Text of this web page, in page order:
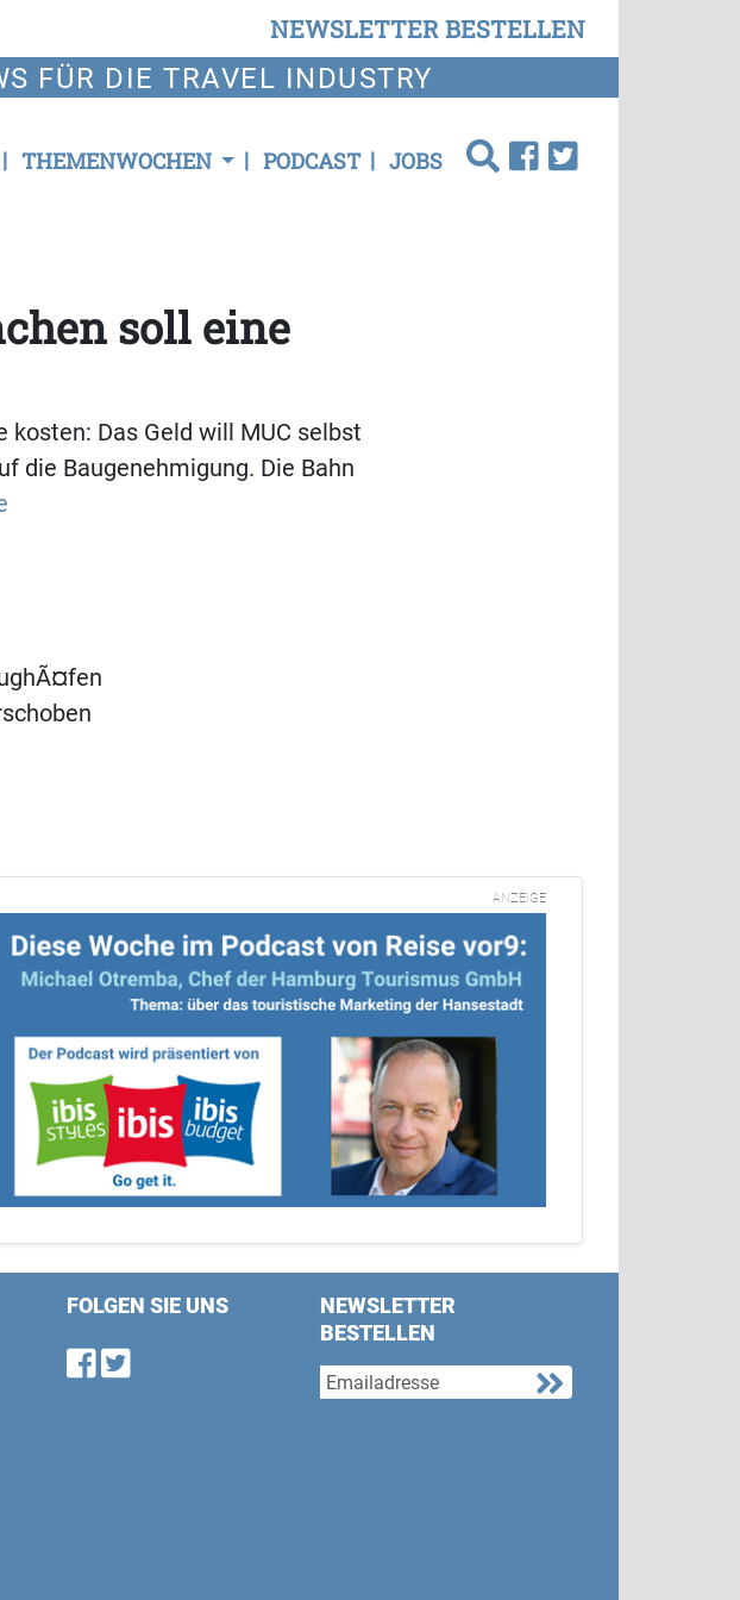
NEWSLETTER BESTELLEN
FÜR DIE TRAVEL INDUSTRY
THEMENWOCHEN PODCAST JOBS
soll eine
Das Geld will MUC selbst
die Baugenehmigung. Die Bahn
ANZEIGE
FOLGEN SIE UNS
Find us on Facebook
Follow us on Twitter
NEWSLETTER
BESTELLEN